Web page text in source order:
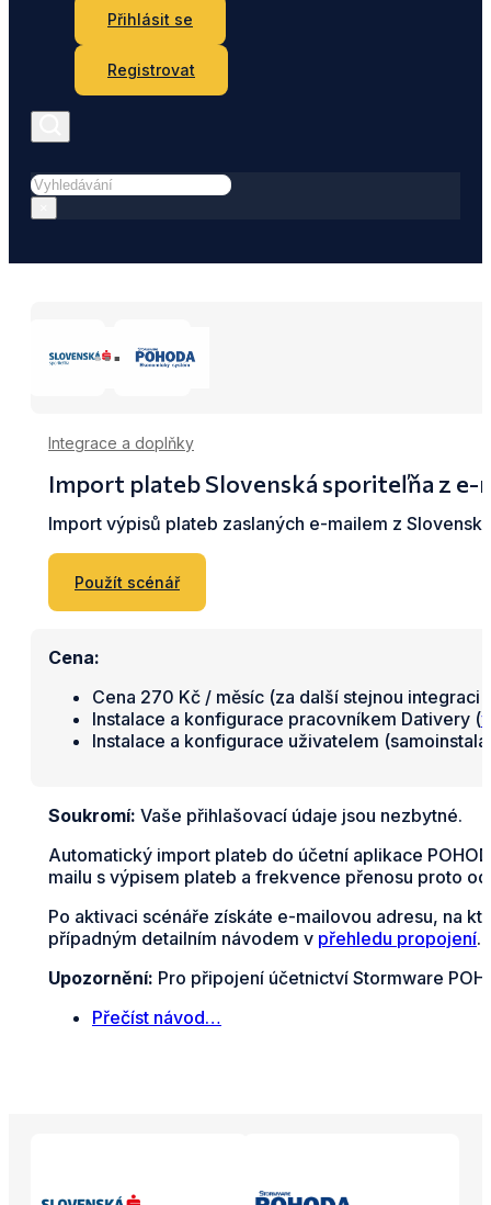
Přihlásit se
Registrovat
Hledat
Integrace a doplňky
Import plateb Slovenská sporiteľňa z e-
Import výpisů plateb zaslaných e-mailem z
Použít scénář
Cena:
Cena 270 Kč / měsíc (za další stejnou integraci
Instalace a konfigurace pracovníkem Dativery (
Instalace a konfigurace uživatelem
Soukromí: Vaše přihlašovací údaje jsou nezbytné.
Automatický import plateb do účetní aplikace
mailu s výpisem plateb a frekvence přenosu proto
Po aktivaci scénáře získáte e-mailovou adresu, na
případným detailním návodem v přehledu propojení.
Upozornění: Pro připojení účetnictví Stormware
Přečíst návod…